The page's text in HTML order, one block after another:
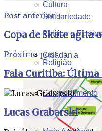
Cultura
Política e
Religião
Solidariedade
Cidadania
Comportamento
Post anterior
Copa de Skate agita
Próximo post
Fala Curitiba: Última
Lucas Grabarski